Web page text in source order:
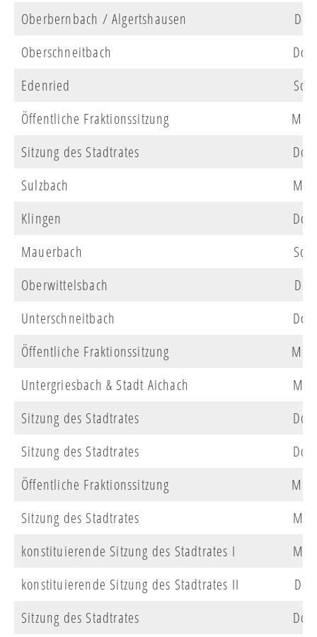
Oberbernbach / Algertshausen
Di
Oberschneitbach
Do
Edenried
So
Öffentliche Fraktionssitzung
Mo
Sitzung des Stadtrates
Do
Sulzbach
Mi
Klingen
Do
Mauerbach
So
Oberwittelsbach
Di
Unterschneitbach
Do
Öffentliche Fraktionssitzung
Mo
Untergriesbach & Stadt Aichach
Mi
Sitzung des Stadtrates
Do
Sitzung des Stadtrates
Do
Öffentliche Fraktionssitzung
Mo
Sitzung des Stadtrates
Mi
konstituierende Sitzung des Stadtrates I
Mi
konstituierende Sitzung des Stadtrates II
Di
Sitzung des Stadtrates
Do